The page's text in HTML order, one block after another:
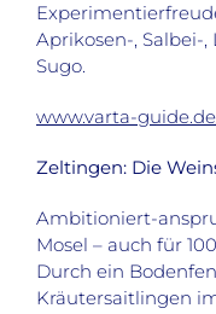
Aprikosen-, Salbei-
Sugo.
www.varta-
Zeltingen: Die
Ambitioniert-
Mosel – auch für
Durch ein
Kräutersaitlingen